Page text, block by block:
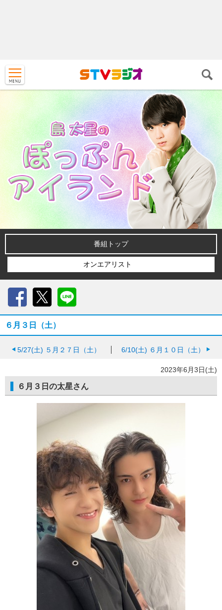
番組トップ
オンエアリスト
６月３日（土）
5/27(土) ５月２７日（土） 6/10(土) ６月１０日（土）
2023年6月3日(土)
６月３日の太星さん